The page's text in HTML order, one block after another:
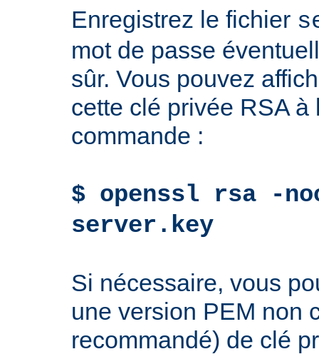
Enregistrez le fichier
mot de passe
sûr. Vous pouvez
cette clé privée RSA à
commande :
$ openssl rsa -
server.key
Si nécessaire, vous
une version PEM non
recommandé) de clé